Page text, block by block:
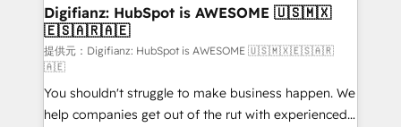
Transformation / Web Development • RevOps &
Sales Consulting • Marketing Automation What
makes us different? 🚀 Top 0.5% of global HubSpot
agencies ⚙️ The strongest technical ability and
integration capabilities 💼 Consultative, long-term
partners who will embed ourselves into your
Digifianz: HubSpot is AWESOME 🇺🇸🇲🇽
🇪🇸🇦🇷🇦🇪
提供元：Digifianz: HubSpot is AWESOME 🇺🇸🇲🇽🇪🇸🇦🇷
🇦🇪
You shouldn't struggle to make business happen. We
help companies get out of the rut with experienced,